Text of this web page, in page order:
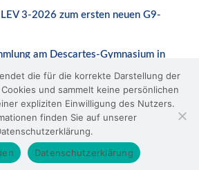
3-2026 zum ersten neuen G9-
am Descartes-Gymnasium in
zur Änderung des
2026 LEV Bayern
die für die korrekte Darstellung der
und sammelt keine persönlichen
expliziten Einwilligung des Nutzers.
finden Sie auf unserer
Datenschutzerklärung